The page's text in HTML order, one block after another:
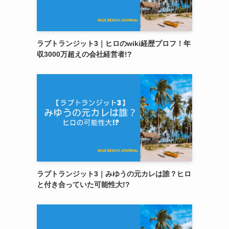
ラブトランジット3｜ヒロのwiki経歴プロフ！年
収3000万超えの会社経営者!?
ラブトランジット3｜みゆうの元カレは誰？ヒロ
と付き合っていた可能性大!?